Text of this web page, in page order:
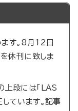
す。8月12日
を休刊に致しま
段には「LAS
ています。記事